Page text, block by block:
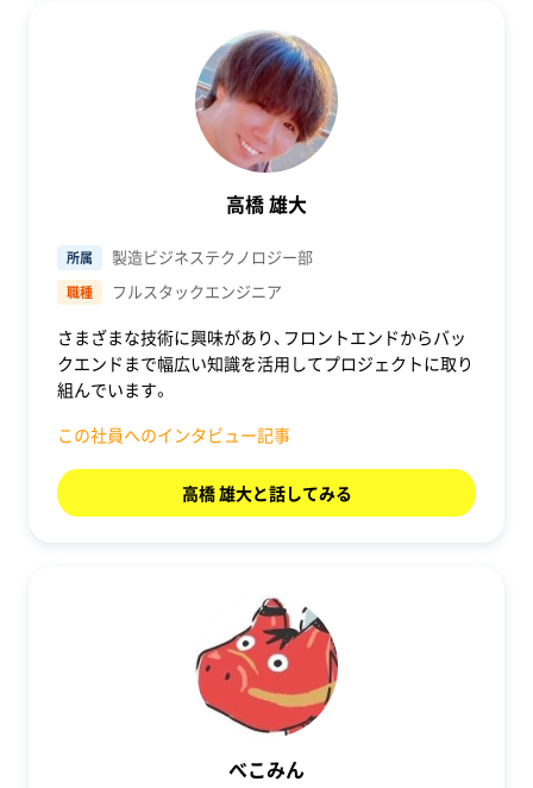
高橋 雄大
所属 製造ビジネステクノロジー部
職種 フルスタックエンジニア
さまざまな技術に興味があり、フロントエンドからバッ
クエンドまで幅広い知識を活用してプロジェクトに取り
組んでいます。
この社員へのインタビュー記事
高橋 雄大と話してみる
べこみん